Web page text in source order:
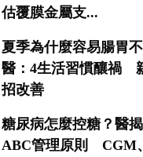
估覆膜金屬支...
夏季為什麼容易腸胃
醫：4生活習慣釀禍
招改善
糖尿病怎麼控糖？醫揭
ABC管理原則 CGM